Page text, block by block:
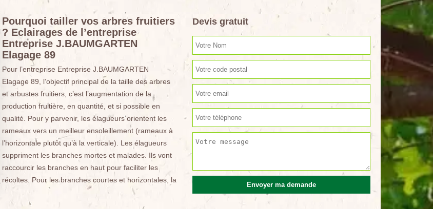
Pourquoi tailler vos arbres fruitiers
? Eclairages de l’entreprise
Entreprise J.BAUMGARTEN
Elagage 89
Pour l’entreprise Entreprise J.BAUMGARTEN
Elagage 89, l’objectif principal de la taille des arbres
et arbustes fruitiers, c’est l’augmentation de la
production fruitière, en quantité, et si possible en
qualité. Pour y parvenir, les élagueurs orientent les
rameaux vers un meilleur ensoleillement (rameaux à
l’horizontale plutôt qu’à la verticale). Les élagueurs
suppriment les branches mortes et malades. Ils vont
raccourcir les branches en haut pour faciliter les
récoltes. Pour les branches courtes et horizontales, la
Devis gratuit